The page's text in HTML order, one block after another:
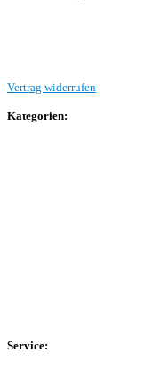
Vertrag widerrufen
Kategorien:
Service: